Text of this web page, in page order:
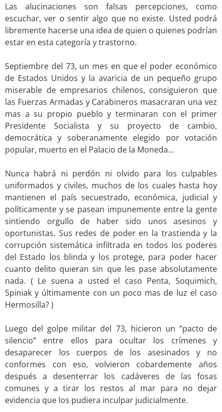
Las alucinaciones son falsas percepciones, como
escuchar, ver o sentir algo que no existe. Usted podrá
libremente hacerse una idea de quien o quienes podrían
estar en esta categoría y trastorno.
Septiembre del 73, un mes en que el poder económico
de Estados Unidos y la avaricia de un pequeño grupo
miserable de empresarios chilenos, consiguieron que
las Fuerzas Armadas y Carabineros masacraran una vez
mas a su propio pueblo y terminaran con el primer
Presidente Socialista y su proyecto de cambio,
democrática y soberanamente elegido por votación
popular, muerto en el Palacio de la Moneda…
Nunca habrá ni perdón ni olvido para los culpables
uniformados y civiles, muchos de los cuales hasta hoy
mantienen el país secuestrado, económica, judicial y
políticamente y se pasean impunemente entre la gente
sintiendo orgullo de haber sido unos asesinos y
oportunistas. Sus redes de poder en la trastienda y la
corrupción sistemática infiltrada en todos los poderes
del Estado los blinda y los protege, para poder hacer
cuanto delito quieran sin que les pase absolutamente
nada. ( Le suena a usted el caso Penta, Soquimich,
Spiniak y últimamente con un poco mas de luz el caso
Hermosilla? )
Luego del golpe militar del 73, hicieron un “pacto de
silencio” entre ellos para ocultar los crímenes y
desaparecer los cuerpos de los asesinados y no
conformes con eso, volvieron cobardemente años
después a desenterrar los cadáveres de las fosas
comunes y a tirar los restos al mar para no dejar
evidencia que los pudiera inculpar judicialmente.